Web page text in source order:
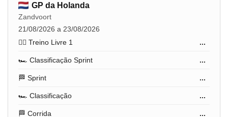
GP da Holanda
Zandvoort
21/08/2026 a 23/08/2026
🏋️‍♂️ Treino Livre 1
...
🏎️ Classificação Sprint ...
🏁 Sprint ...
🏎️ Classificação ...
🏁 Corrida ...